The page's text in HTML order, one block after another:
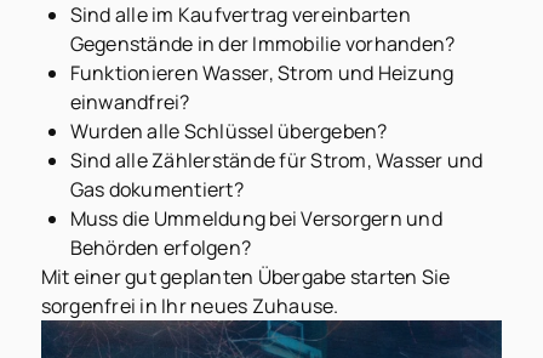
Sind alle im Kaufvertrag vereinbarten
Gegenstände in der Immobilie vorhanden?
Funktionieren Wasser, Strom und Heizung
einwandfrei?
Wurden alle Schlüssel übergeben?
Sind alle Zählerstände für Strom, Wasser und
Gas dokumentiert?
Muss die Ummeldung bei Versorgern und
Behörden erfolgen?
Mit einer gut geplanten Übergabe starten Sie
sorgenfrei in Ihr neues Zuhause.